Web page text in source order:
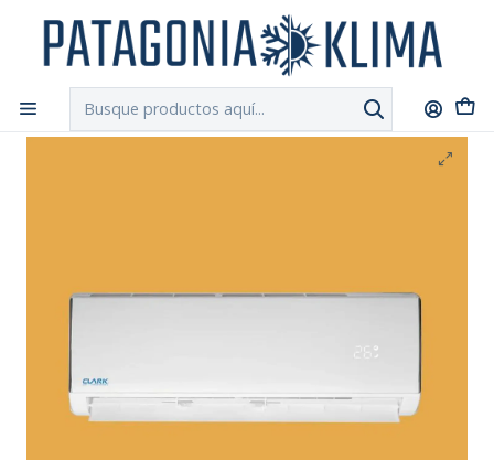
Chilexpress
Inicio Aire Acondicionado Aire Acondicionado Convencional
Aire Acondicionado ON-OFF Clark 12.000 Btu / 24 Mt2